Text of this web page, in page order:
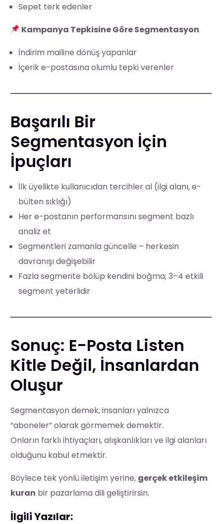
Sepet terk edenler
Kampanya Tepkisine Göre Segmentasyon
İndirim mailine dönüş yapanlar
İçerik e-postasına olumlu tepki verenler
Başarılı Bir
Segmentasyon İçin
İpuçları
İlk üyelikte kullanıcıdan tercihler al (ilgi alanı, e-
bülten sıklığı)
Her e-postanın performansını segment bazlı
analiz et
Segmentleri zamanla güncelle – herkesin
davranışı değişebilir
Fazla segmente bölüp kendini boğma; 3–4 etkili
segment yeterlidir
Sonuç: E-Posta Listen
Kitle Değil, İnsanlardan
Oluşur
Segmentasyon demek, insanları yalnızca
“aboneler” olarak görmemek demektir.
Onların farklı ihtiyaçları, alışkanlıkları ve ilgi alanları
olduğunu kabul etmektir.
Böylece tek yönlü iletişim yerine, gerçek etkileşim
kuran bir pazarlama dili geliştirirsin.
İlgili Yazılar: